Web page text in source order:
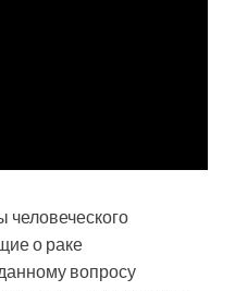
о раке
вопросу